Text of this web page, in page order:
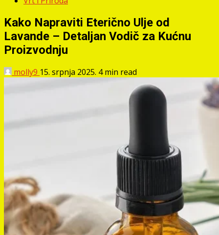
Kako Napraviti Eterično Ulje od
Lavande – Detaljan Vodič za Kućnu
Proizvodnju
molly9 15. srpnja 2025. 4 min read